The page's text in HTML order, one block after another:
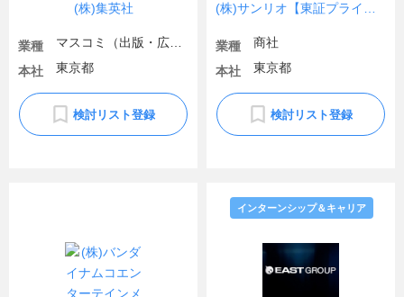
(株)集英社
業種
本社
東京都
検討リスト登録
業種
商社
本社
東京都
検討リスト登録
インターンシップ＆キャリア